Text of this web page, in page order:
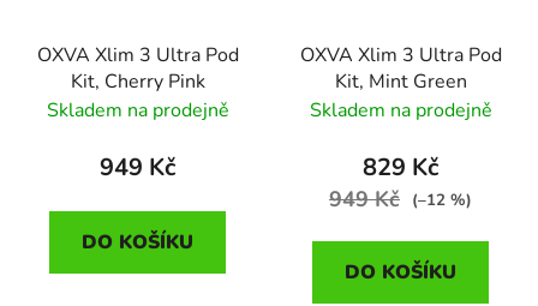
OXVA Xlim 3 Ultra Pod
Kit, Cherry Pink
Skladem na prodejně
949 Kč
DO KOŠÍKU
OXVA Xlim 3 Ultra Pod
Kit, Mint Green
Skladem na prodejně
829 Kč
949 Kč (–12 %)
DO KOŠÍKU